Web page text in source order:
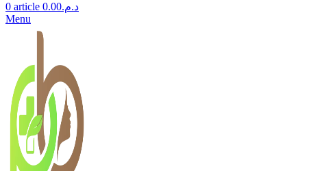
0 article د.م.0.00
Menu